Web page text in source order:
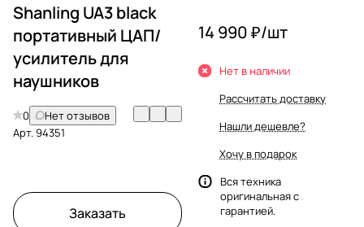
Shanling UA3 black
портативный ЦАП/
усилитель для
наушников
0
Нет отзывов
Арт.94351
Заказать
14 990 ₽/шт
Нет в наличии
Рассчитать доставку
Нашли дешевле?
Хочу в подарок
Вся техника
оригинальная с
гарантией.